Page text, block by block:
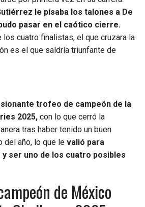
le pisaba los talones a De
pasar en el caótico cierre.
los cuatro finalistas, el que cruzara la
es el que saldría triunfante de
trofeo de campeón de la
2025, con lo que cerró la
tras haber tenido un buen
del año, lo que le valió para
ser uno de los cuatro posibles
de México